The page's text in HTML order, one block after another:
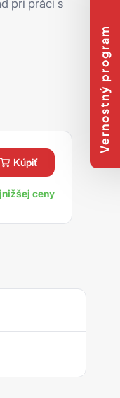
pri práci s
kúpiť
ceny
Vernostný program